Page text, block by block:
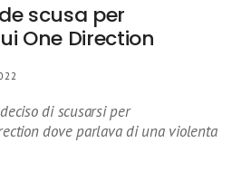
scusa per
One Direction
di scusarsi per
dove parlava di una violenta